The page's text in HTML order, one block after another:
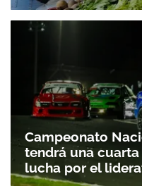
Campeonato
tendrá una
lucha por el